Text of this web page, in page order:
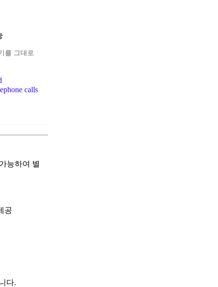
를 그대로
calls
능하여 별
공
다.